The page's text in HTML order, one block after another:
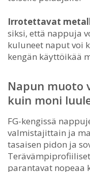
Irrotettavat
siksi, että nappuja
kuluneet naput voi
kengän käyttöikää
Napun muoto
kuin moni
FG-kengissä
valmistajittain ja
tasaisen pidon ja
parantavat nopeaa